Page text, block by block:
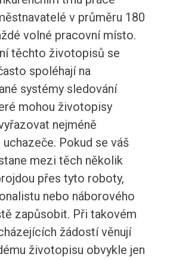
v průměru 180
volné pracovní místo.
těchto životopisů se
spoléhají na
systémy sledování
mohou životopisy
nejméně
Pokud se váš
mezi těch několik
přes tyto roboty,
nebo náborového
zapůsobit. Při takovém
žádostí věnují
životopisu obvykle jen